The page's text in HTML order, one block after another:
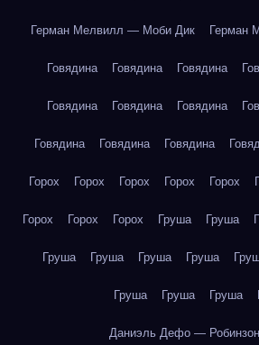
Герман Мелвилл — Моби Дик Герман
Говядина Говядина Говядина
Говядина Говядина Говядина
Говядина Говядина Говядина
Горох Горох Горох Горох Горох
Горох Горох Горох Груша Груша
Груша Груша Груша Груша
Груша Груша Груша
Даниэль Дефо —